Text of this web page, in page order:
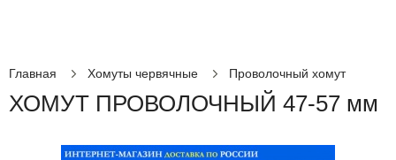
Главная Хомуты червячные Проволочный хомут
ХОМУТ ПРОВОЛОЧНЫЙ 47-57 мм